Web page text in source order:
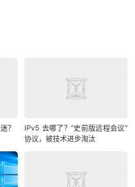
？
IPv5 去哪了？“史前版远程会议”
协议，被技术进步淘汰